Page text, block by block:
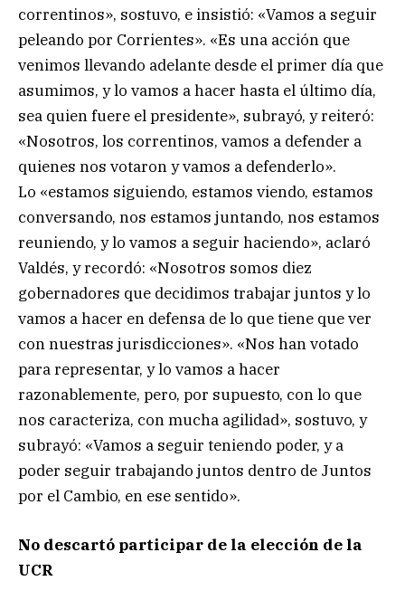
correntinos», sostuvo, e insistió: «Vamos a seguir
peleando por Corrientes». «Es una acción que
venimos llevando adelante desde el primer día que
asumimos, y lo vamos a hacer hasta el último día,
sea quien fuere el presidente», subrayó, y reiteró:
«Nosotros, los correntinos, vamos a defender a
quienes nos votaron y vamos a defenderlo».
Lo «estamos siguiendo, estamos viendo, estamos
conversando, nos estamos juntando, nos estamos
reuniendo, y lo vamos a seguir haciendo», aclaró
Valdés, y recordó: «Nosotros somos diez
gobernadores que decidimos trabajar juntos y lo
vamos a hacer en defensa de lo que tiene que ver
con nuestras jurisdicciones». «Nos han votado
para representar, y lo vamos a hacer
razonablemente, pero, por supuesto, con lo que
nos caracteriza, con mucha agilidad», sostuvo, y
subrayó: «Vamos a seguir teniendo poder, y a
poder seguir trabajando juntos dentro de Juntos
por el Cambio, en ese sentido».
No descartó participar de la elección de la
UCR